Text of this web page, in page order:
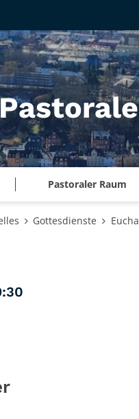
Pastoraler Raum
Gottesdienste